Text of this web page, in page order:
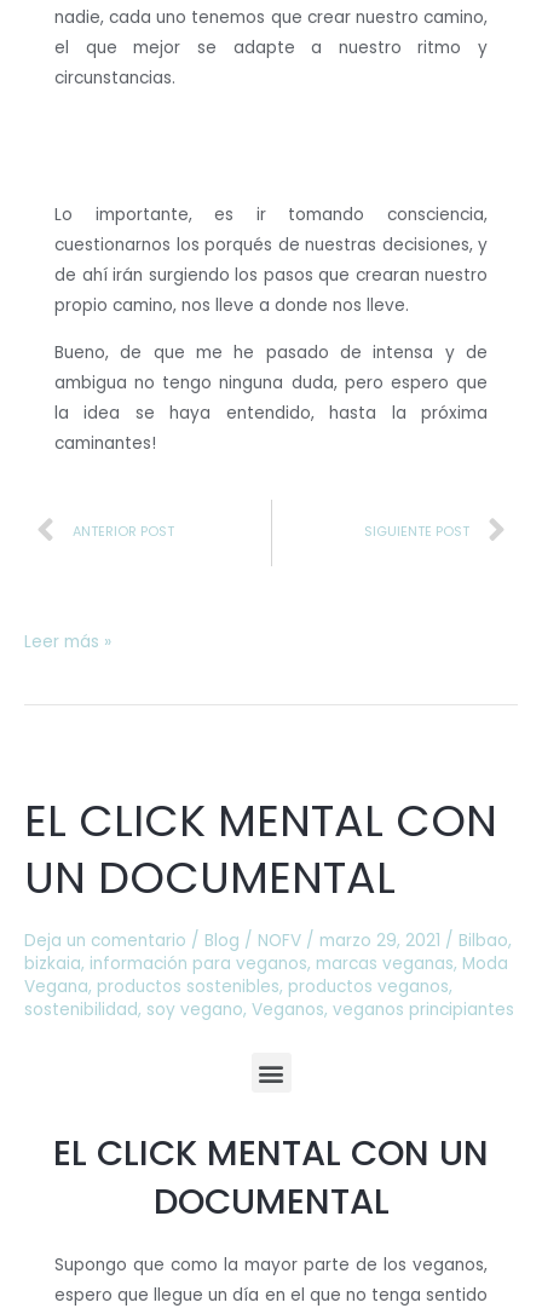
nadie, cada uno tenemos que crear nuestro camino,
el que mejor se adapte a nuestro ritmo y
circunstancias.
Lo importante, es ir tomando consciencia,
cuestionarnos los porqués de nuestras decisiones, y
de ahí irán surgiendo los pasos que crearan nuestro
propio camino, nos lleve a donde nos lleve.
Bueno, de que me he pasado de intensa y de
ambigua no tengo ninguna duda, pero espero que
la idea se haya entendido, hasta la próxima
caminantes!
Prev
ANTERIOR POST SIGUIENTE POST
Leer más »
EL CLICK MENTAL CON
UN DOCUMENTAL
Deja un comentario / Blog / NOFV / marzo 29, 2021 / Bilbao,
bizkaia, información para veganos, marcas veganas, Moda
Vegana, productos sostenibles, productos veganos,
sostenibilidad, soy vegano, Veganos, veganos principiantes
M
n
u
EL CLICK MENTAL CON UN
DOCUMENTAL
Supongo que como la mayor parte de los veganos,
espero que llegue un día en el que no tenga sentido
MENTAL
CON